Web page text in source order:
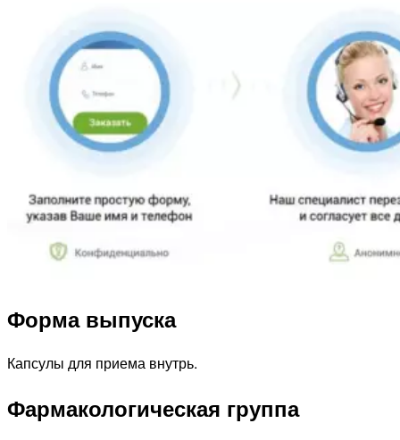
Форма выпуска
Капсулы для приема внутрь.
Фармакологическая группа